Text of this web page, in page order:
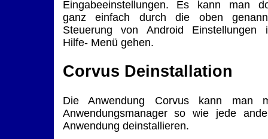
Eingabeeinstellungen. Es kann man
ganz einfach durch die oben
Steuerung von Android Einstellungen
Hilfe- Menü gehen.
Corvus Deinstallation
Die Anwendung Corvus kann man
Anwendungsmanager so wie jede
Anwendung deinstallieren.